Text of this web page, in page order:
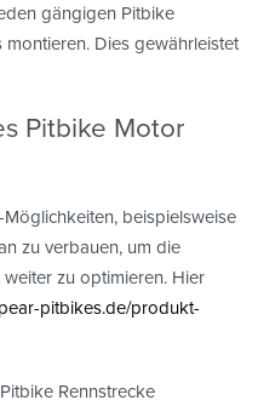
gängigen Pitbike
Dies gewährleistet
Pitbike Motor
beispielsweise
zu verbauen, um die
zu optimieren. Hier
pitbikes.de/produkt-
Rennstrecke